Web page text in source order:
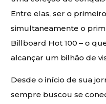
Entre elas, ser o
simultaneamente o
Billboard Hot 100 – o
alcançar um bilhão de
Desde o início de sua
sempre buscou se